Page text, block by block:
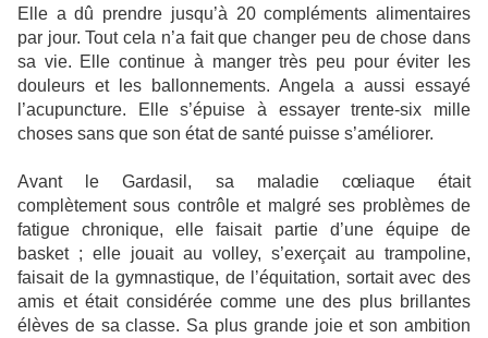
Elle a dû prendre jusqu’à 20 compléments alimentaires
par jour. Tout cela n’a fait que changer peu de chose dans
sa vie. Elle continue à manger très peu pour éviter les
douleurs et les ballonnements. Angela a aussi essayé
l’acupuncture. Elle s’épuise à essayer trente-six mille
choses sans que son état de santé puisse s’améliorer.
Avant le Gardasil, sa maladie cœliaque était
complètement sous contrôle et malgré ses problèmes de
fatigue chronique, elle faisait partie d’une équipe de
basket ; elle jouait au volley, s’exerçait au trampoline,
faisait de la gymnastique, de l’équitation, sortait avec des
amis et était considérée comme une des plus brillantes
élèves de sa classe. Sa plus grande joie et son ambition